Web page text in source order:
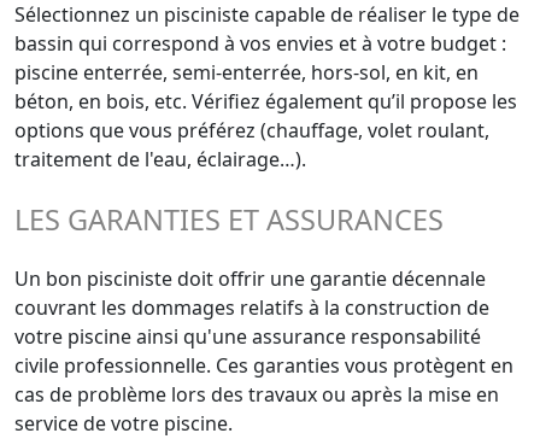
Sélectionnez un pisciniste capable de réaliser le type de
bassin qui correspond à vos envies et à votre budget :
piscine enterrée, semi-enterrée, hors-sol, en kit, en
béton, en bois, etc. Vérifiez également qu’il propose les
options que vous préférez (chauffage, volet roulant,
traitement de l'eau, éclairage…).
LES GARANTIES ET ASSURANCES
Un bon pisciniste doit offrir une garantie décennale
couvrant les dommages relatifs à la construction de
votre piscine ainsi qu'une assurance responsabilité
civile professionnelle. Ces garanties vous protègent en
cas de problème lors des travaux ou après la mise en
service de votre piscine.